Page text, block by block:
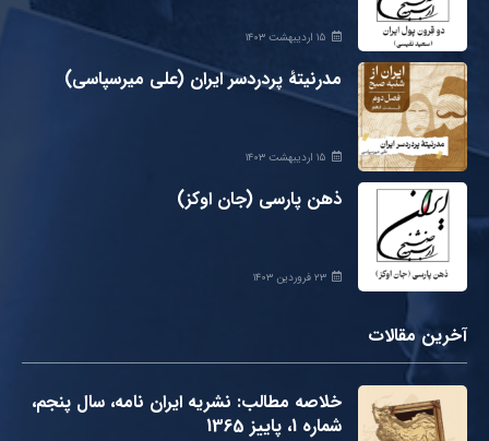
۱۵ اردیبهشت ۱۴۰۳
مدرنیتۀ پردردسر ایران (علی میرسپاسی)
۱۵ اردیبهشت ۱۴۰۳
ذهن پارسی (جان اوکز)
۲۳ فروردین ۱۴۰۳
آخرین مقالات
خلاصه مطالب: نشریه ایران نامه، سال پنجم،
شماره 1، پاییز 1365